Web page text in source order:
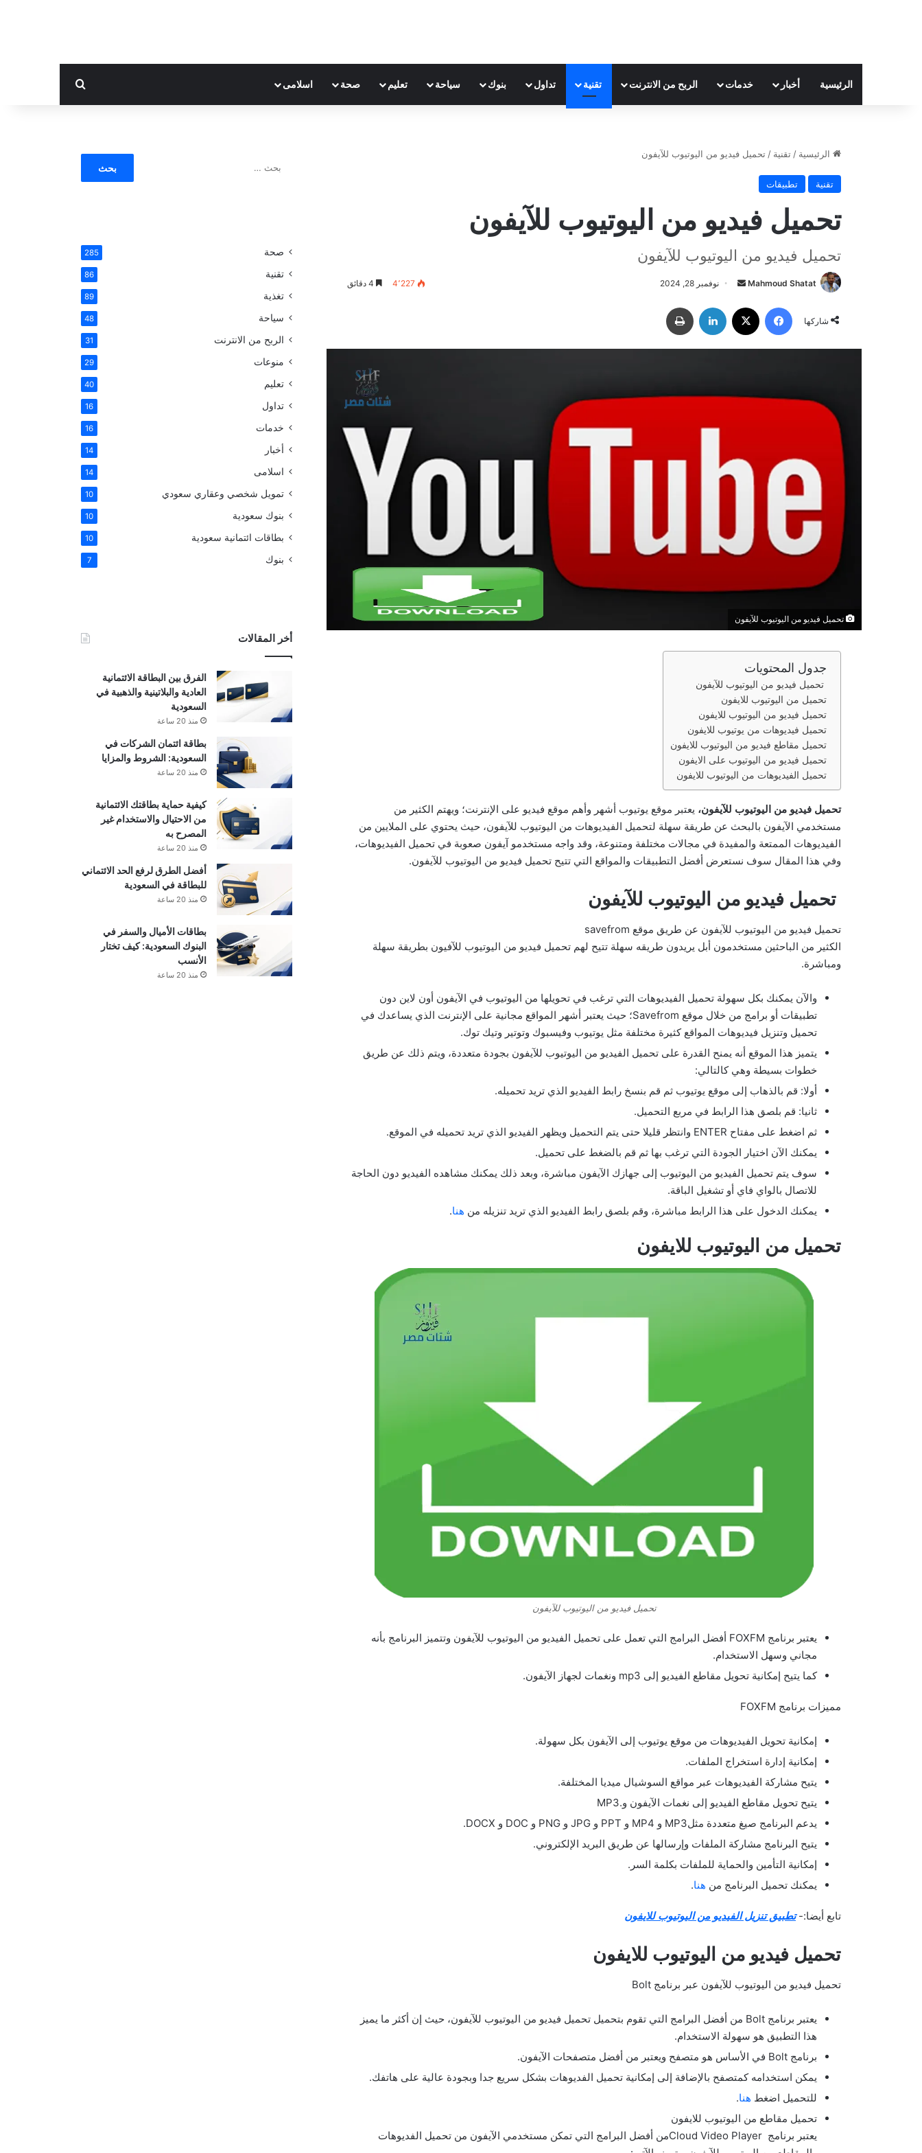
الرئيسية أخبار خدمات الربح من الانترنت تقنية تداول بنوك سياحة تعليم صحة اسلامى
الرئيسية / تقنية / تحميل فيديو من اليوتيوب للآيفون
تقنية تطبيقات
تحميل فيديو من اليوتيوب للآيفون
تحميل فيديو من اليوتيوب للآيفون
Mahmoud Shatat
س
ل
ب
د
ت
ن
نوفمبر 28, 2024 4٬227
شاركها
تحميل فيديو من اليوتيوب للآيفون
جدول المحتويات
تحميل فيديو من اليوتيوب للآيفون
تحميل من اليوتيوب للايفون
تحميل فيديو من اليوتيوب للايفون
تحميل فيديوهات من يوتيوب للايفون
تحميل مقاطع فيديو من اليوتيوب للايفون
تحميل فيديو من اليوتيوب على الايفون
تحميل الفيديوهات من اليوتيوب للايفون
تحميل فيديو من اليوتيوب للآيفون، يعتبر موقع يوتيوب أشهر وأهم موقع فيديو على الإنترنت؛ ويهتم الكثير من
مستخدمي الآيفون بالبحث عن طريقة سهلة لتحميل الفيديوهات من اليوتيوب للآيفون، حيث يحتوي على الملايين من
الفيديوهات الممتعة والمفيدة في مجالات مختلفة ومتنوعة، وقد واجه مستخدمو آيفون صعوبة في تحميل الفيديوهات،
وفي هذا المقال سوف نستعرض أفضل التطبيقات والمواقع التي تتيح تحميل فيديو من اليوتيوب للآيفون.
تحميل فيديو من اليوتيوب للآيفون
تحميل فيديو من اليوتيوب للآيفون عن طريق موقع savefrom
الكثير من الباحثين مستخدمون أبل يريدون طريقه سهلة تتيح لهم تحميل فيديو من اليوتيوب للآفيون بطريقة سهلة
ومباشرة.
والآن يمكنك بكل سهولة تحميل الفيديوهات التي ترغب في تحويلها من اليوتيوب في الآيفون أون لاين دون
تطبيقات أو برامج من خلال موقع Savefrom؛ حيث يعتبر أشهر المواقع مجانية على الإنترنت الذي يساعدك في
تحميل وتنزيل فيديوهات المواقع كثيرة مختلفة مثل يوتيوب وفيسبوك وتوتير وتيك توك.
يتميز هذا الموقع أنه يمنح القدرة على تحميل الفيديو من اليوتيوب للآيفون بجودة متعددة، ويتم ذلك عن طريق
خطوات بسيطة وهي كالتالي:
أولا: قم بالذهاب إلى موقع يوتيوب ثم قم بنسخ رابط الفيديو الذي تريد تحميله.
ثانيا: قم بلصق هذا الرابط في مربع التحميل.
ثم اضغط على مفتاح ENTER وانتظر قليلا حتى يتم التحميل ويظهر الفيديو الذي تريد تحميله في الموقع.
يمكنك الآن اختيار الجودة التي ترغب بها ثم قم بالضغط على تحميل.
سوف يتم تحميل الفيديو من اليوتيوب إلى جهازك الآيفون مباشرة، وبعد ذلك يمكنك مشاهده الفيديو دون الحاجة
للاتصال بالواي فاي أو تشغيل الباقة.
يمكنك الدخول على هذا الرابط مباشرة، وقم بلصق رابط الفيديو الذي تريد تنزيله من هنا.
تحميل من اليوتيوب للايفون
تحميل فيديو من اليوتيوب للآيفون
يعتبر برنامج FOXFM أفضل البرامج التي تعمل على تحميل الفيديو من اليوتيوب للآيفون وتتميز البرنامج بأنه
مجاني وسهل الاستخدام.
كما يتيح إمكانية تحويل مقاطع الفيديو إلى mp3 ونغمات لجهاز الآيفون.
مميزات برنامج FOXFM
إمكانية تحويل الفيديوهات من موقع يوتيوب إلى الآيفون بكل سهولة.
إمكانية إدارة استخراج الملفات.
يتيح مشاركة الفيديوهات عبر مواقع السوشيال ميديا المختلفة.
يتيح تحويل مقاطع الفيديو إلى نغمات الآيفون و.MP3
يدعم البرنامج صيغ متعددة مثلMP3 و MP4 و PPT و JPG و PNG و DOC و DOCX.
يتيح البرنامج مشاركة الملفات وإرسالها عن طريق البريد الإلكتروني.
إمكانية التأمين والحماية للملفات بكلمة السر.
يمكنك تحميل البرنامج من هنا.
تابع أيضا:-تطبيق تنزيل الفيديو من اليوتيوب للايفون
تحميل فيديو من اليوتيوب للايفون
تحميل فيديو من اليوتيوب للآيفون عبر برنامج Bolt
يعتبر برنامج Bolt من أفضل البرامج التي تقوم بتحميل تحميل فيديو من اليوتيوب للآيفون، حيث إن أكثر ما يميز
هذا التطبيق هو سهولة الاستخدام.
برنامج Bolt في الأساس هو متصفح ويعتبر من أفضل متصفحات الآيفون.
يمكن استخدامه كمتصفح بالإضافة إلى إمكانية تحميل الفديوهات بشكل سريع جدا وبجودة عالية على هاتفك.
للتحميل اضغط هنا.
تحميل مقاطع من اليوتيوب للايفون
يعتبر برنامج Cloud Video Playerمن أفضل البرامج التي تمكن مستخدمي الآيفون من تحميل الفديوهات
صحة 285
تقنية 86
تغذية 89
سياحة 48
الربح من الانترنت 31
منوعات 29
تعليم 40
تداول 16
خدمات 16
أخبار 14
اسلامى 14
تمويل شخصي وعقاري سعودي 10
بنوك سعودية 10
بطاقات ائتمانية سعودية 10
بنوك 7
أخر المقالات
الفرق بين البطاقة الائتمانية
العادية والبلاتينية والذهبية في
السعودية
منذ 20 ساعة
بطاقة ائتمان الشركات في
السعودية: الشروط والمزايا
منذ 20 ساعة
كيفية حماية بطاقتك الائتمانية
من الاحتيال والاستخدام غير
المصرح به
منذ 20 ساعة
أفضل الطرق لرفع الحد الائتماني
للبطاقة في السعودية
منذ 20 ساعة
بطاقات الأميال والسفر في
البنوك السعودية: كيف تختار
الأنسب
منذ 20 ساعة